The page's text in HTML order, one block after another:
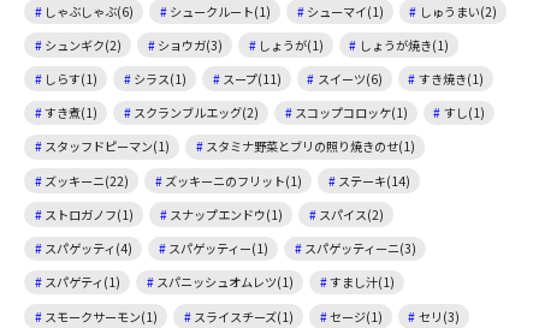
しゃぶしゃぶ(6)
シュークルート(1) シューマイ(1)
しゅうまい(2)
シュンギク(2)
ショウガ(3) しょうが(1)
しょうが焼き(1)
しらす(1)
シラス(1) スープ(11) スイーツ(6)
すき焼き(1)
すき煮(1)
スクランブルエッグ(2) スコップコロッケ(1)
すし(1)
スタッフドピーマン(1)
スタミナ野菜とブリの照り焼きのせ(1)
ズッキーニ(22)
ズッキーニのフリット(1)
ステーキ(14)
ストロガノフ(1)
スナップエンドウ(1)
スパイス(2)
スパゲッティ(4)
スパゲッティー(1)
スパゲッティーニ(3)
スパゲティ(1)
スパニッシュオムレツ(1)
すまし汁(1)
スモークサーモン(1)
スライスチーズ(1) セージ(1)
セリ(3)